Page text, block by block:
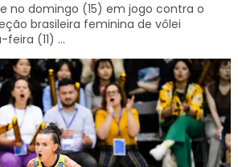
no domingo (15) em jogo contra o
brasileira feminina de vôlei
(11) ...